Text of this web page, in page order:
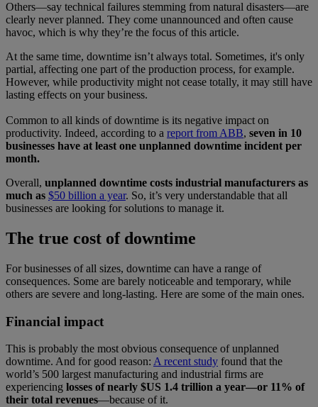
Others—say technical failures stemming from natural disasters—are
clearly never planned. They come unannounced and often cause
havoc, which is why they’re the focus of this article.
At the same time, downtime isn’t always total. Sometimes, it's only
partial, affecting one part of the production process, for example.
However, while productivity might not cease totally, it may still have
lasting effects on your business.
Common to all kinds of downtime is its negative impact on
productivity. Indeed, according to a report from ABB, seven in 10
businesses have at least one unplanned downtime incident per
month.
Overall, unplanned downtime costs industrial manufacturers as
much as $50 billion a year. So, it’s very understandable that all
businesses are looking for solutions to manage it.
The true cost of downtime
For businesses of all sizes, downtime can have a range of
consequences. Some are barely noticeable and temporary, while
others are severe and long-lasting. Here are some of the main ones.
Financial impact
This is probably the most obvious consequence of unplanned
downtime. And for good reason: A recent study found that the
world’s 500 largest manufacturing and industrial firms are
experiencing losses of nearly $US 1.4 trillion a year—or 11% of
their total revenues—because of it.